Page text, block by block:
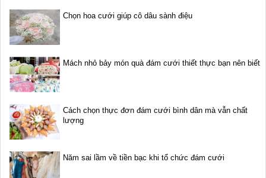
Chọn hoa cưới giúp cô dâu sành điệu
Mách nhỏ bảy món quà đám cưới thiết thực bạn nên biết
Cách chọn thực đơn đám cưới bình dân mà vẫn chất
lượng
Năm sai lầm về tiền bạc khi tổ chức đám cưới